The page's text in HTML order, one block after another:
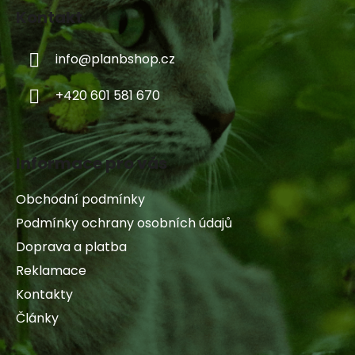
Kontakt
info@planbshop.cz
+420 601 581 670
Informace pro vás
Obchodní podmínky
Podmínky ochrany osobních údajů
Doprava a platba
Reklamace
Kontakty
Články